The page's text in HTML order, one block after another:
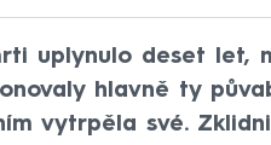
uplynulo deset let,
hlavně ty
vytrpěla své.